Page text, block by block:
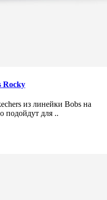
Rocky
из линейки Bobs на
подойдут для ..